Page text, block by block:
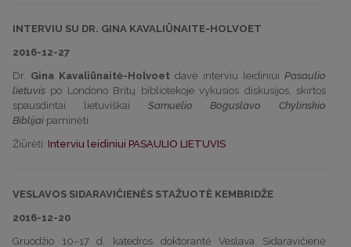
INTERVIU SU DR. GINA KAVALIŪNAITE-HOLVOET
2016-12-27
Dr. Gina Kavaliūnaitė-Holvoet davė interviu leidiniui Pasaulio
lietuvis po Londono Britų bibliotekoje vykusios diskusijos, skirtos
spausdintai lietuviškai Samuelio Boguslavo Chylinskio
Biblijai paminėti.
Žiūrėti: Interviu leidiniui PASAULIO LIETUVIS
VESLAVOS SIDARAVIČIENĖS STAŽUOTĖ KEMBRIDŽE
2016-12-20
Gruodžio 10–17 d. katedros doktorantė Veslava Sidaravičienė